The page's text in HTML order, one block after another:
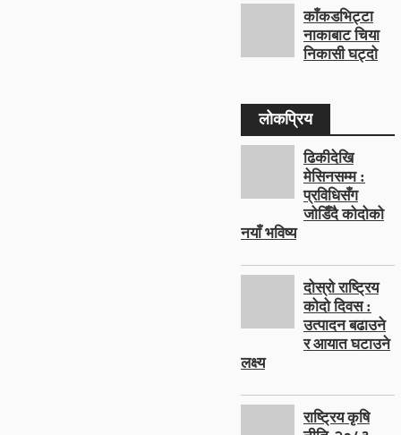
काँकडभिट्टा
नाकाबाट चिया
निकासी घट्दो
लोकप्रिय
ढिकीदेखि
मेसिनसम्म :
प्रविधिसँग
जोडिँदै कोदोको
नयाँ भविष्य
दोस्रो राष्ट्रिय
कोदो दिवस :
उत्पादन बढाउने
र आयात घटाउने
लक्ष्य
राष्ट्रिय कृषि